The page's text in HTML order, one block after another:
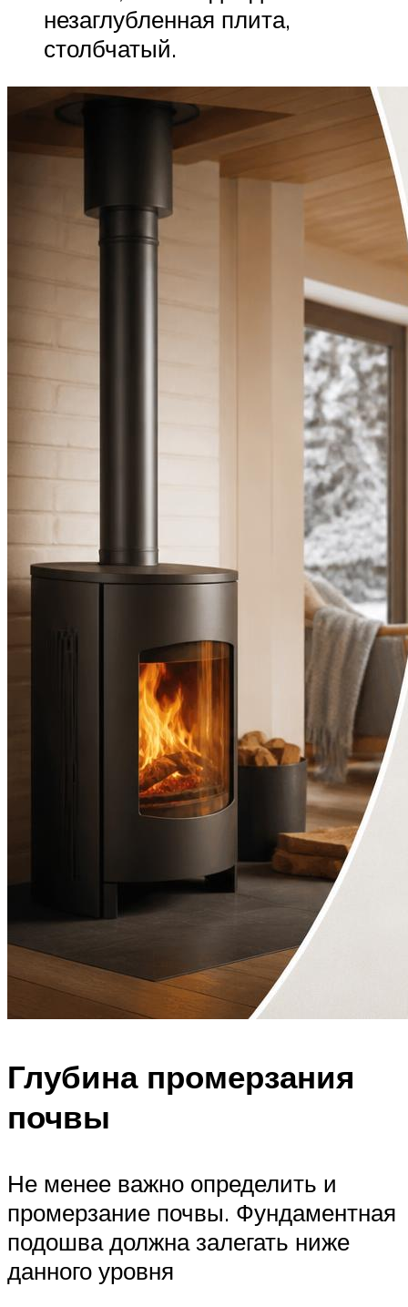
незаглубленная плита,
столбчатый.
Глубина промерзания
почвы
Не менее важно определить и
промерзание почвы. Фундаментная
подошва должна залегать ниже
данного уровня